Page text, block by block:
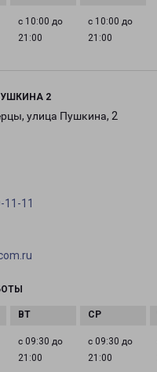
с 10:00 до
21:00
с 10:00 до
21:00
2
улица Пушкина, 2
11-11
с 09:30 до
21:00
с 09:30 до
21:00